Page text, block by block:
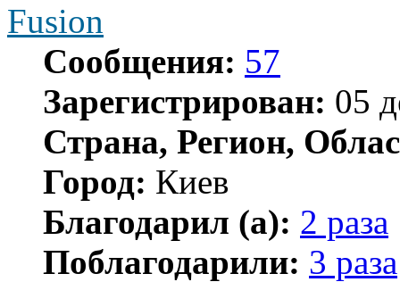
Fusion
Сообщения: 57
Зарегистрирован: 05
Страна, Регион,
Город: Киев
Благодарил (а): 2 раза
Поблагодарили: 3 раза